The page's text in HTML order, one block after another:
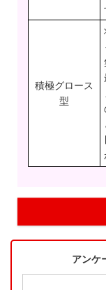
積極グロース
型
アンケ